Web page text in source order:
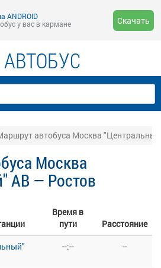
ANDROID
у вас в кармане
Скачать
автобуса Москва
Москва
АВ — Ростов
Время в
пути
Расстояние
--:-- --